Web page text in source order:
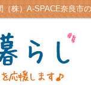
株）A-SPACE奈良市